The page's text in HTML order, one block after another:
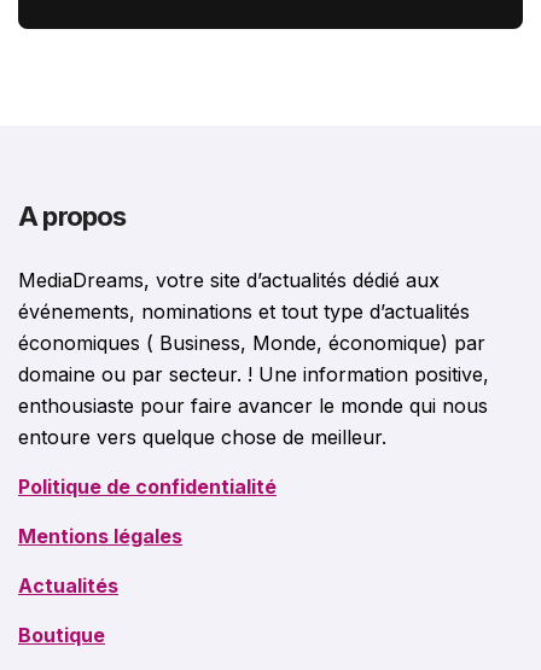
A propos
MediaDreams, votre site d’actualités dédié aux
événements, nominations et tout type d’actualités
économiques ( Business, Monde, économique) par
domaine ou par secteur. ! Une information positive,
enthousiaste pour faire avancer le monde qui nous
entoure vers quelque chose de meilleur.
Politique de confidentialité
Mentions légales
Actualités
Boutique